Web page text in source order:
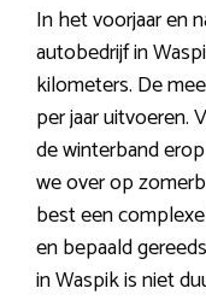
In het voorjaar en
autobedrijf in
kilometers. De
per jaar uitvoeren.
de winterband
we over op
best een
en bepaald
in Waspik is niet